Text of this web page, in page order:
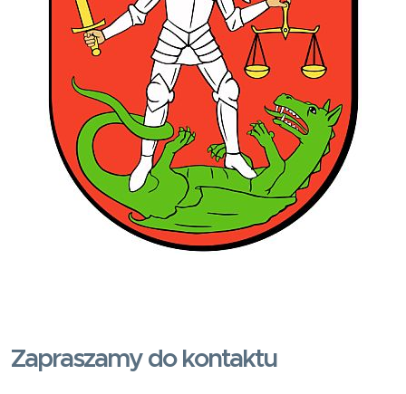
Zapraszamy do kontaktu